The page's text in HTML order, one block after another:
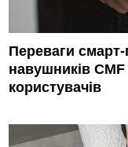
Переваги
навушників
користувачів